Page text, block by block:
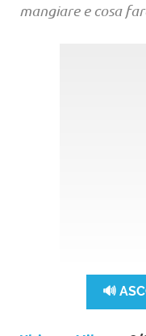
mangiare e cosa
🔊